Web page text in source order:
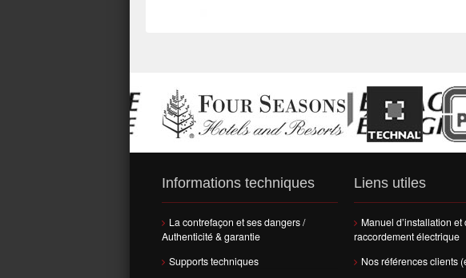
Informations techniques
La contrefaçon et ses dangers /
Authenticité & garantie
Supports techniques
Liens utiles
Manuel d’installation et
raccordement électrique
Nos références clients